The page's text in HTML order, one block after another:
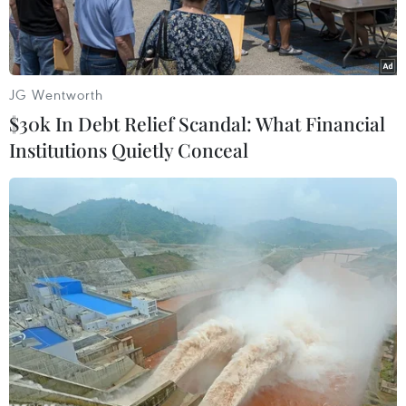
Các điểm bỏ phiếu ở Brazil đã bắt đầu mở cửa. (Nguồn: ZistaZ
News)
Ngày 7/10, các điểm bỏ phiếu tại Brazil đã mở
cửa bắt đầu cuộc bầu cử tổng thống gây chia rẽ
nhất tại quốc gia Nam Mỹ này trong nhiều năm
JG Wentworth
$30k In Debt Relief Scandal: What Financial
Institutions Quietly Conceal